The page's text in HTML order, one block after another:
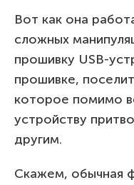
Вот как она
сложных
прошивку USB-
прошивке,
которое помимо
устройству
другим.
Скажем, обычная